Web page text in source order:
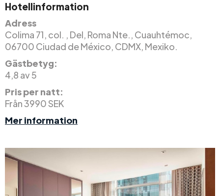
Hotellinformation
Adress
Colima 71, col. , Del, Roma Nte., Cuauhtémoc,
06700 Ciudad de México, CDMX, Mexiko.
Gästbetyg:
4,8 av 5
Pris per natt:
Från 3990 SEK
Mer information